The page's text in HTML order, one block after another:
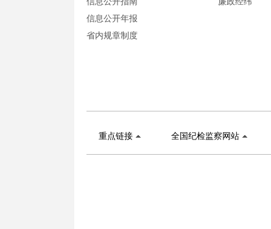
信息公开年报
省内规章制度
重点链接 全国纪检监察网站